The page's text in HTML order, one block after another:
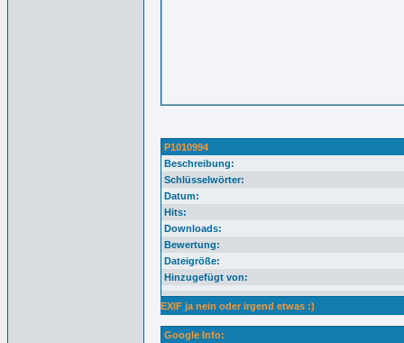
P1010994
Beschreibung:
Schlüsselwörter:
Datum:
Hits:
Downloads:
Bewertung:
Dateigröße:
Hinzugefügt von:
EXIF ja nein oder irgend etwas :)
Google Info: